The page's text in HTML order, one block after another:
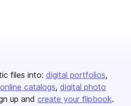
files into: digital portfolios
online catalogs digital photo
up and create your flipbook.